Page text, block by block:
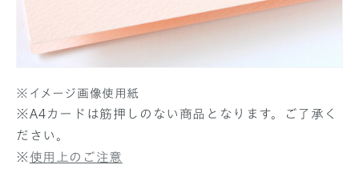
※イメージ画像使用紙
※A4カードは筋押しのない商品となります。ご了承く
ださい。
※ 使用上のご注意